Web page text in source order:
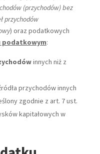
(przychodów) bez
przychodów
) oraz podatkowych
podatkowym:
innych niż z
przychodów innych
zgodnie z art. 7 ust.
kapitałowych w